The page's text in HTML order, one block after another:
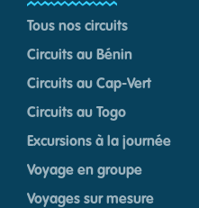
Tous nos circuits
Circuits au Bénin
Circuits au Cap-Vert
Circuits au Togo
Excursions à la journée
Voyage en groupe
Voyages sur mesure